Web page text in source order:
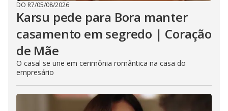
DO R7/05/08/2026
Karsu pede para Bora manter
casamento em segredo | Coração
de Mãe
O casal se une em cerimônia romântica na casa do
empresário